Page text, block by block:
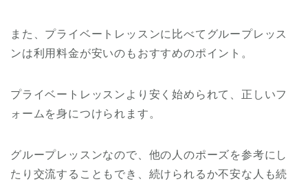
また、プライベートレッスンに比べてグループレッス
ンは利用料金が安いのもおすすめのポイント。
プライベートレッスンより安く始められて、正しいフ
ォームを身につけられます。
グループレッスンなので、他の人のポーズを参考にし
たり交流することもでき、続けられるか不安な人も続